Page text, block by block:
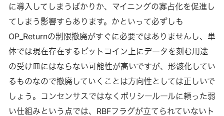
制や検閲という部分に関する関心が高まっている実感があり
ます。マイナーがマイニングプールに接続する現状ではプー
ル側が検閲を行えるのではないか、いくつかの大手マイニン
グプールが検閲を行うと実質的にネットワーク全体が検閲を
ットコインの検閲耐性は
に導入してしまうばかりか、マイニングの寡占化を促進し
てしまう影響すらあります。かといって必ずしも
OP_Returnの制限撤廃がすぐに必要ではありませんし、単
体では現在存在するビットコイン上にデータを刻む用途
の受け皿にはならない可能性が高いですが、形骸化してい
るものなので撤廃していくことは方向性としては正しいで
しょう。コンセンサスではなくポリシールールに頼った弱
い仕組みという点では、RBFフラグが立てられていないト